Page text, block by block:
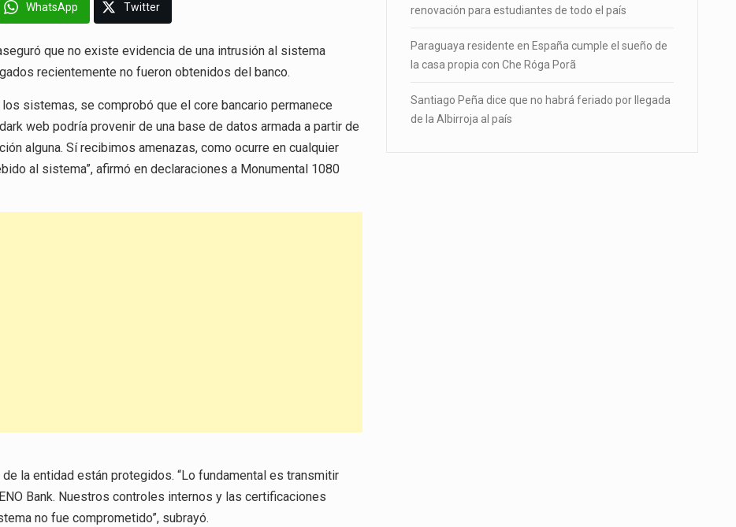
WhatsApp Twitter
que no existe evidencia de una intrusión al sistema
recientemente no fueron obtenidos del banco.
sistemas, se comprobó que el core bancario permanece
web podría provenir de una base de datos armada a partir de
alguna. Sí recibimos amenazas, como ocurre en cualquier
al sistema”, afirmó en declaraciones a Monumental 1080
la entidad están protegidos. “Lo fundamental es transmitir
Bank. Nuestros controles internos y las certificaciones
no fue comprometido”, subrayó.
renovación para estudiantes de todo el país
Paraguaya residente en España cumple el sueño de
la casa propia con Che Róga Porã
Santiago Peña dice que no habrá feriado por llegada
de la Albirroja al país